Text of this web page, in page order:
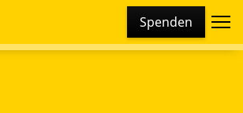
Spenden
setzt verschiedene Cookies und
Dies beinhaltet Cookies und